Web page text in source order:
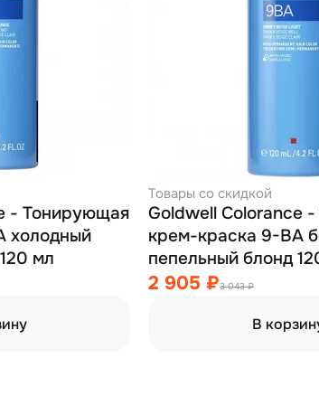
- Тонирующая
холодный
мл
Товары со скидкой
Goldwell Colorance
крем-краска 9-BA
пепельный блонд
2 905 ₽3 043 ₽
В